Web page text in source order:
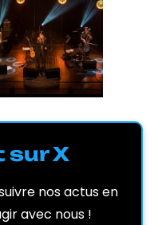
sur X
nos actus en
avec nous !